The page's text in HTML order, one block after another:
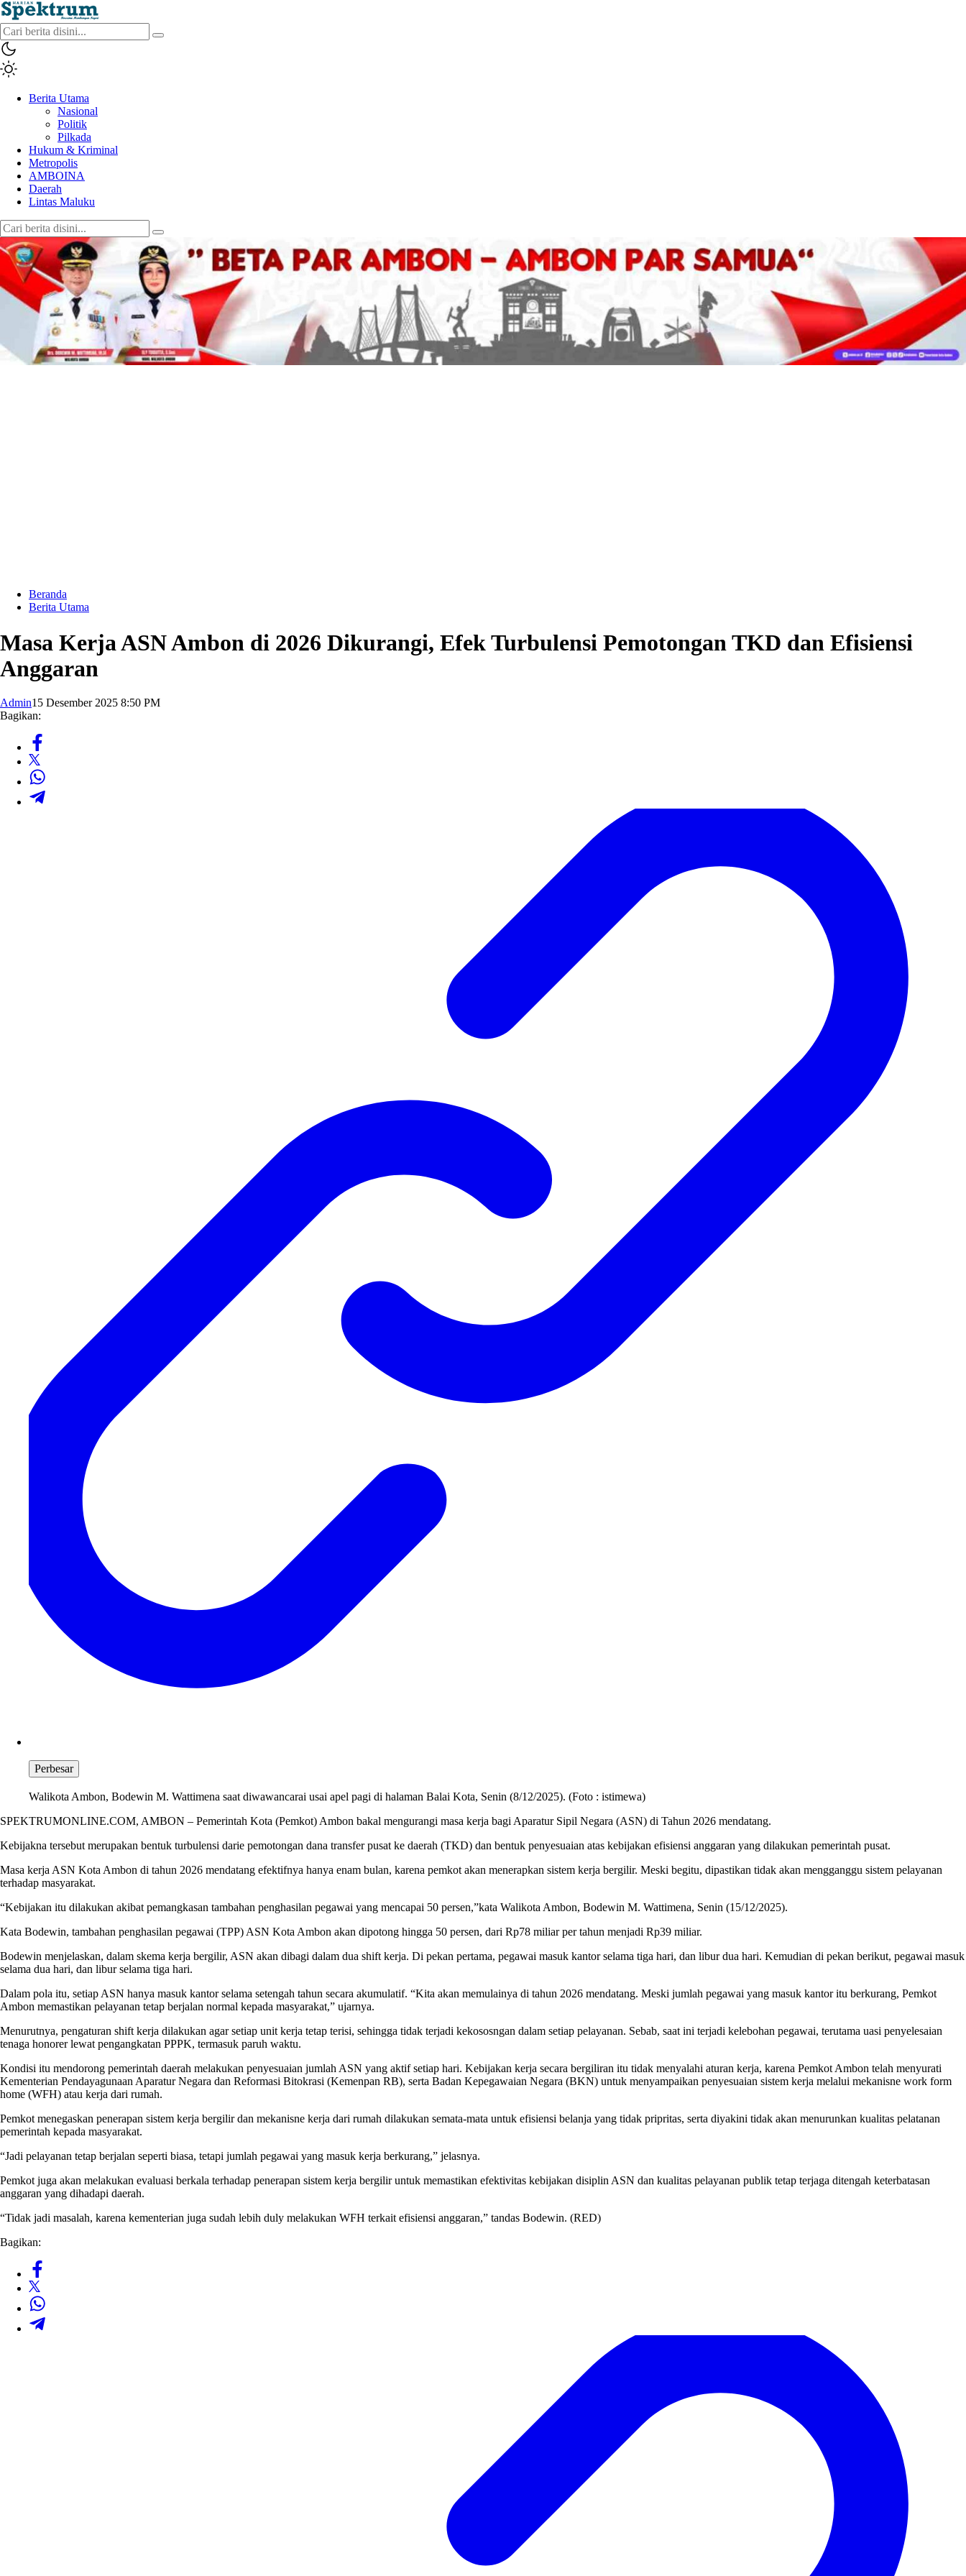
spektrumonline.com
Berita Utama
Nasional
Politik
Pilkada
Hukum & Kriminal
Metropolis
AMBOINA
Daerah
Lintas Maluku
Beranda
Berita Utama
Masa Kerja ASN Ambon di 2026 Dikurangi, Efek Turbulensi Pemotongan TKD dan Efisiensi
Anggaran
Admin15 Desember 2025 8:50 PM
Bagikan:
Perbesar
Walikota Ambon, Bodewin M. Wattimena saat diwawancarai usai apel pagi di halaman Balai Kota, Senin (8/12/2025). (Foto : istimewa)
SPEKTRUMONLINE.COM, AMBON – Pemerintah Kota (Pemkot) Ambon bakal mengurangi masa kerja bagi Aparatur Sipil Negara (ASN) di Tahun 2026 mendatang.
Kebijakna tersebut merupakan bentuk turbulensi darie pemotongan dana transfer pusat ke daerah (TKD) dan bentuk penyesuaian atas kebijakan efisiensi anggaran yang dilakukan pemerintah pusat.
Masa kerja ASN Kota Ambon di tahun 2026 mendatang efektifnya hanya enam bulan, karena pemkot akan menerapkan sistem kerja bergilir. Meski begitu, dipastikan tidak akan mengganggu sistem pelayanan
terhadap masyarakat.
“Kebijakan itu dilakukan akibat pemangkasan tambahan penghasilan pegawai yang mencapai 50 persen,”kata Walikota Ambon, Bodewin M. Wattimena, Senin (15/12/2025).
Kata Bodewin, tambahan penghasilan pegawai (TPP) ASN Kota Ambon akan dipotong hingga 50 persen, dari Rp78 miliar per tahun menjadi Rp39 miliar.
Bodewin menjelaskan, dalam skema kerja bergilir, ASN akan dibagi dalam dua shift kerja. Di pekan pertama, pegawai masuk kantor selama tiga hari, dan libur dua hari. Kemudian di pekan berikut, pegawai masuk
selama dua hari, dan libur selama tiga hari.
Dalam pola itu, setiap ASN hanya masuk kantor selama setengah tahun secara akumulatif. “Kita akan memulainya di tahun 2026 mendatang. Meski jumlah pegawai yang masuk kantor itu berkurang, Pemkot
Ambon memastikan pelayanan tetap berjalan normal kepada masyarakat,” ujarnya.
Menurutnya, pengaturan shift kerja dilakukan agar setiap unit kerja tetap terisi, sehingga tidak terjadi kekososngan dalam setiap pelayanan. Sebab, saat ini terjadi kelebohan pegawai, terutama uasi penyelesaian
tenaga honorer lewat pengangkatan PPPK, termasuk paruh waktu.
Kondisi itu mendorong pemerintah daerah melakukan penyesuaian jumlah ASN yang aktif setiap hari. Kebijakan kerja secara bergiliran itu tidak menyalahi aturan kerja, karena Pemkot Ambon telah menyurati
Kementerian Pendayagunaan Aparatur Negara dan Reformasi Bitokrasi (Kemenpan RB), serta Badan Kepegawaian Negara (BKN) untuk menyampaikan penyesuaian sistem kerja melalui mekanisne work form
home (WFH) atau kerja dari rumah.
Pemkot menegaskan penerapan sistem kerja bergilir dan mekanisne kerja dari rumah dilakukan semata-mata untuk efisiensi belanja yang tidak pripritas, serta diyakini tidak akan menurunkan kualitas pelatanan
pemerintah kepada masyarakat.
“Jadi pelayanan tetap berjalan seperti biasa, tetapi jumlah pegawai yang masuk kerja berkurang,” jelasnya.
Pemkot juga akan melakukan evaluasi berkala terhadap penerapan sistem kerja bergilir untuk memastikan efektivitas kebijakan disiplin ASN dan kualitas pelayanan publik tetap terjaga ditengah keterbatasan
anggaran yang dihadapi daerah.
“Tidak jadi masalah, karena kementerian juga sudah lebih duly melakukan WFH terkait efisiensi anggaran,” tandas Bodewin. (RED)
Bagikan: